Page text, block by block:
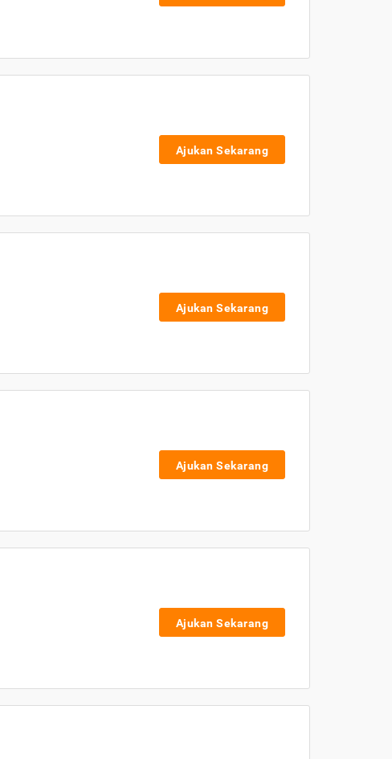
Ajukan Sekarang
Ajukan Sekarang
Ajukan Sekarang
Ajukan Sekarang